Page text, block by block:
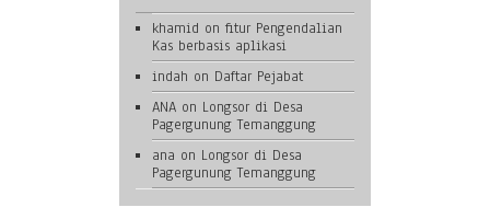
khamid on fitur Pengendalian
Kas berbasis aplikasi
indah on Daftar Pejabat
ANA on Longsor di Desa
Pagergunung Temanggung
ana on Longsor di Desa
Pagergunung Temanggung